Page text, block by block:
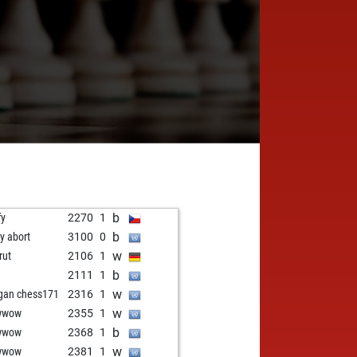
2270 1 b
abort 3100 0 b
2106 1 w
2111 1 b
chess171 2316 1 w
2355 1 w
2368 1 b
2381 1 w